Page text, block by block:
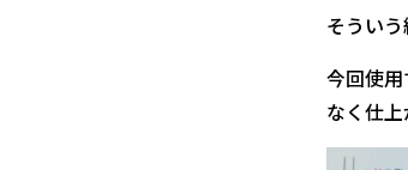
そういう
今回使
なく仕上